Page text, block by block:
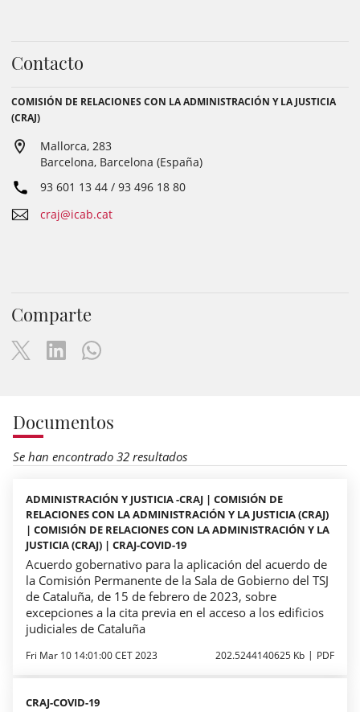
Contacto
COMISIÓN DE RELACIONES CON LA ADMINISTRACIÓN Y LA JUSTICIA
(CRAJ)
Mallorca, 283
Barcelona, Barcelona (España)
93 601 13 44 / 93 496 18 80
craj@icab.cat
Comparte
Documentos
Se han encontrado 32 resultados
ADMINISTRACIÓN Y JUSTICIA -CRAJ | COMISIÓN DE
RELACIONES CON LA ADMINISTRACIÓN Y LA JUSTICIA (CRAJ)
| COMISIÓN DE RELACIONES CON LA ADMINISTRACIÓN Y LA
JUSTICIA (CRAJ) | CRAJ-COVID-19
Acuerdo gobernativo para la aplicación del acuerdo de
la Comisión Permanente de la Sala de Gobierno del TSJ
de Cataluña, de 15 de febrero de 2023, sobre
excepciones a la cita previa en el acceso a los edificios
judiciales de Cataluña
Fri Mar 10 14:01:00 CET 2023 202.5244140625 Kb PDF
CRAJ-COVID-19